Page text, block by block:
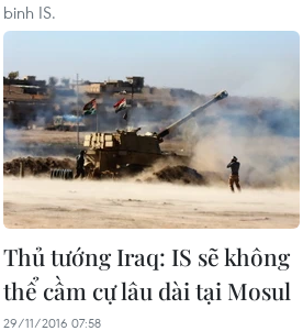
binh IS.
Thủ tướng Iraq: IS sẽ không
thể cầm cự lâu dài tại Mosul
29/11/2016 07:58